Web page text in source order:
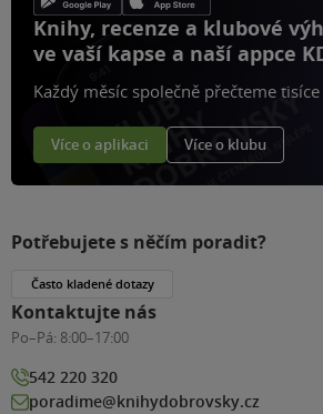
Knihy, recenze a klubové
ve vaší kapse a naší appce
Každý měsíc společně přečteme
Více o aplikaci Více o klubu
Potřebujete s něčím poradit?
Často kladené dotazy
Kontaktujte nás
Po–Pá: 8:00–17:00
542 220 320
poradime@knihydobrovsky.cz